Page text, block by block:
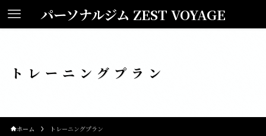
パーソナルジム ZEST VOYAGE
トレーニングプラン
ホーム トレーニングプラン